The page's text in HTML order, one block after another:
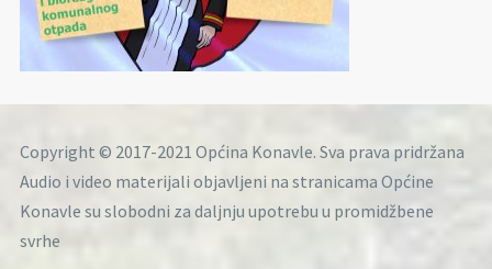
Copyright © 2017-2021 Općina Konavle. Sva prava pridržana
Audio i video materijali objavljeni na stranicama Općine
Konavle su slobodni za daljnju upotrebu u promidžbene
svrhe